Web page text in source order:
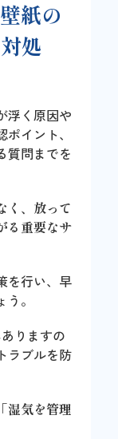
紙の
処
浮く原因や
イント、
質問までを
く、放って
る重要なサ
を行い、早
。
りますの
ラブルを防
湿気を管理